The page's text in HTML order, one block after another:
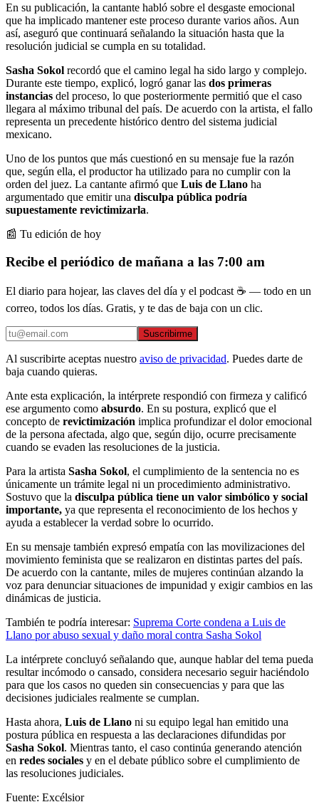
En su publicación, la cantante habló sobre el desgaste emocional
que ha implicado mantener este proceso durante varios años. Aun
así, aseguró que continuará señalando la situación hasta que la
resolución judicial se cumpla en su totalidad.
Sasha Sokol recordó que el camino legal ha sido largo y complejo.
Durante este tiempo, explicó, logró ganar las dos primeras
instancias del proceso, lo que posteriormente permitió que el caso
llegara al máximo tribunal del país. De acuerdo con la artista, el fallo
representa un precedente histórico dentro del sistema judicial
mexicano.
Uno de los puntos que más cuestionó en su mensaje fue la razón
que, según ella, el productor ha utilizado para no cumplir con la
orden del juez. La cantante afirmó que Luis de Llano ha
argumentado que emitir una disculpa pública podría
supuestamente revictimizarla.
📰 Tu edición de hoy
Recibe el periódico de mañana a las 7:00 am
El diario para hojear, las claves del día y el podcast ☕ — todo en un
correo, todos los días. Gratis, y te das de baja con un clic.
Suscribirme
Al suscribirte aceptas nuestro aviso de privacidad. Puedes darte de
baja cuando quieras.
Ante esta explicación, la intérprete respondió con firmeza y calificó
ese argumento como absurdo. En su postura, explicó que el
concepto de revictimización implica profundizar el dolor emocional
de la persona afectada, algo que, según dijo, ocurre precisamente
cuando se evaden las resoluciones de la justicia.
Para la artista Sasha Sokol, el cumplimiento de la sentencia no es
únicamente un trámite legal ni un procedimiento administrativo.
Sostuvo que la disculpa pública tiene un valor simbólico y social
importante, ya que representa el reconocimiento de los hechos y
ayuda a establecer la verdad sobre lo ocurrido.
En su mensaje también expresó empatía con las movilizaciones del
movimiento feminista que se realizaron en distintas partes del país.
De acuerdo con la cantante, miles de mujeres continúan alzando la
voz para denunciar situaciones de impunidad y exigir cambios en las
dinámicas de justicia.
También te podría interesar: Suprema Corte condena a Luis de
Llano por abuso sexual y daño moral contra Sasha Sokol
La intérprete concluyó señalando que, aunque hablar del tema pueda
resultar incómodo o cansado, considera necesario seguir haciéndolo
para que los casos no queden sin consecuencias y para que las
decisiones judiciales realmente se cumplan.
Hasta ahora, Luis de Llano ni su equipo legal han emitido una
postura pública en respuesta a las declaraciones difundidas por
Sasha Sokol. Mientras tanto, el caso continúa generando atención
en redes sociales y en el debate público sobre el cumplimiento de
las resoluciones judiciales.
Fuente: Excélsior